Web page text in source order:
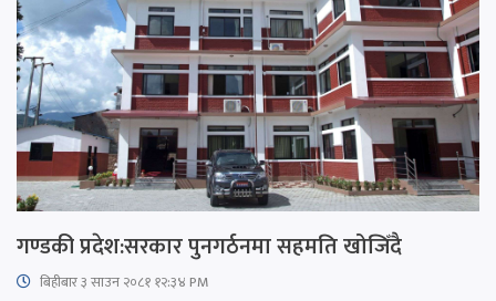
गण्डकी प्रदेश:सरकार पुनगर्ठनमा सहमति खोजिँदै
बिहीबार ३ साउन २०८१ १२:३४ PM